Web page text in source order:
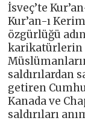
İsveç’te
Kur’an-ı
özgürlüğü
karikatürlerin
saldırılardan
getiren
Kanada ve
saldırıları